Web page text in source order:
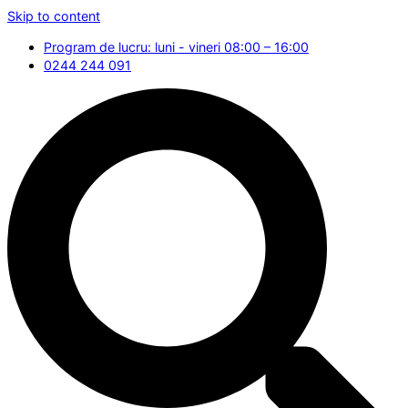
Skip to content
Program de lucru: luni - vineri 08:00 – 16:00
0244 244 091